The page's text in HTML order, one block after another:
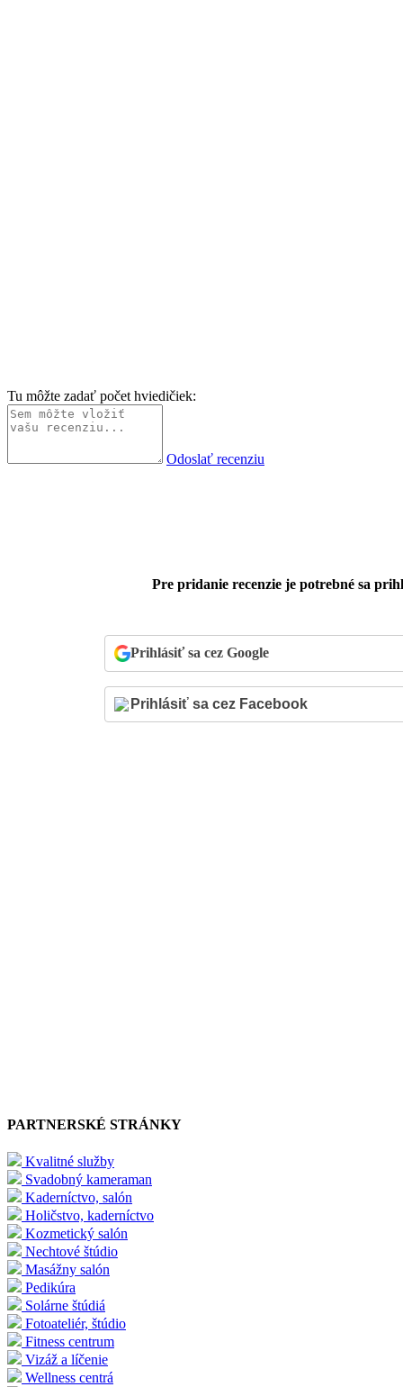
Tu môžte zadať počet hviedičiek:
Odoslať recenziu
Pre pridanie recenzie je potrebné sa
Prihlásiť sa cez Google
PARTNERSKÉ STRÁNKY
Kvalitné služby
Svadobný kameraman
Kaderníctvo, salón
Holičstvo, kaderníctvo
Kozmetický salón
Nechtové štúdio
Masážny salón
Pedikúra
Solárne štúdiá
Fotoateliér, štúdio
Fitness centrum
Vizáž a líčenie
Wellness centrá